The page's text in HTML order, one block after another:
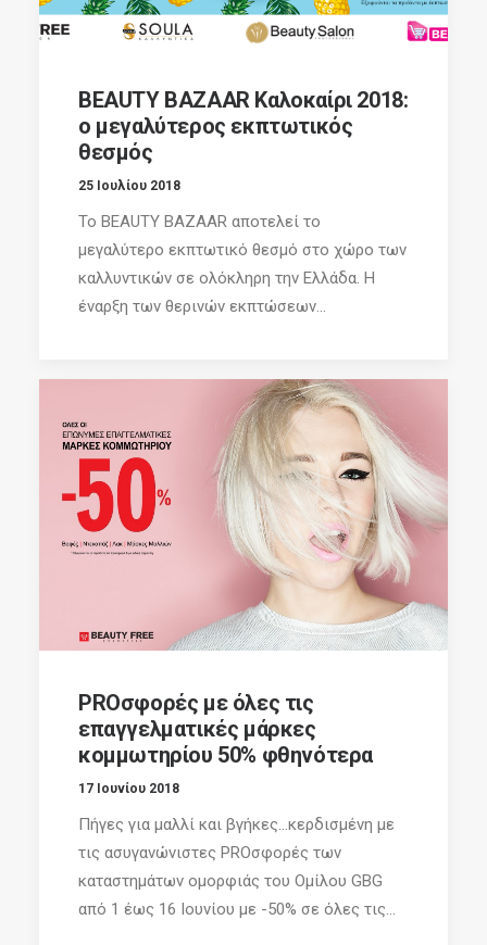
BEAUTY BAZAAR Καλοκαίρι 2018:
ο μεγαλύτερος εκπτωτικός
θεσμός
25 Ιουλίου 2018
Το BEAUTY BAZAAR αποτελεί το
μεγαλύτερο εκπτωτικό θεσμό στο χώρο των
καλλυντικών σε ολόκληρη την Ελλάδα. Η
έναρξη των θερινών εκπτώσεων...
PROσφορές με όλες τις
επαγγελματικές μάρκες
κομμωτηρίου 50% φθηνότερα
17 Ιουνίου 2018
Πήγες για μαλλί και βγήκες…κερδισμένη με
τις ασυγανώνιστες PROσφορές των
καταστημάτων ομορφιάς του Ομίλου GBG
από 1 έως 16 Ιουνίου με -50% σε όλες τις...